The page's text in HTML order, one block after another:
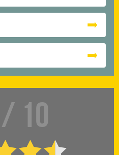
/ 10